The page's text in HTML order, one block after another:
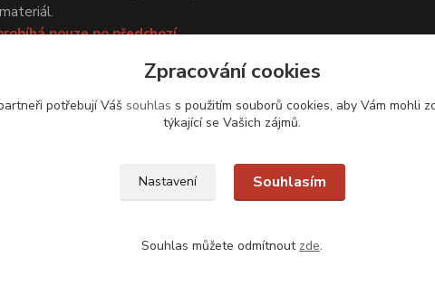
pouze po předchozí
Upravit sběr cookies.
Zpracování cookies
potřebují Váš souhlas s použitím souborů cookies, aby Vám mohli
týkající se Vašich zájmů.
Nastavení Souhlasím
Souhlas můžete odmítnout zde.